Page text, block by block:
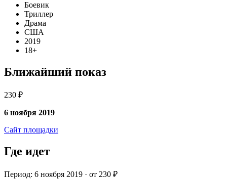
Боевик
Триллер
Драма
США
2019
18+
Ближайший показ
230 ₽
6 ноября 2019
Сайт площадки
Где идет
Период: 6 ноября 2019 · от 230 ₽